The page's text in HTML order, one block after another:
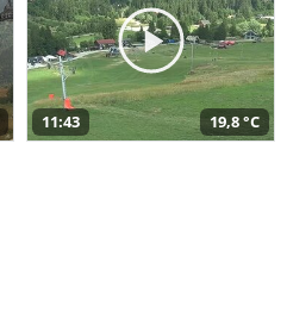
11:43 19,8 °C